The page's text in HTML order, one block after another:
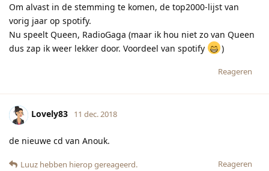
Om alvast in de stemming te komen, de top2000-lijst van
vorig jaar op spotify.
Nu speelt Queen, RadioGaga (maar ik hou niet zo van Queen
dus zap ik weer lekker door. Voordeel van spotify
)
Reageren
Lovely83 11 dec. 2018
de nieuwe cd van Anouk.
Reageren
Luuz hebben hierop gereageerd.